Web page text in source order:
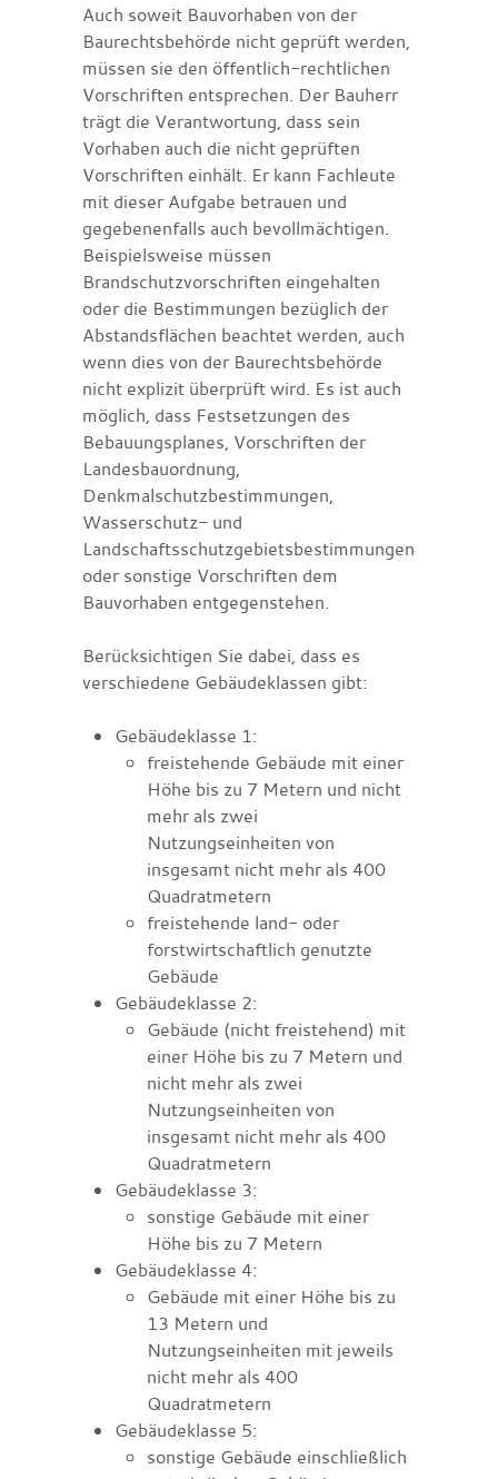
Auch soweit Bauvorhaben von der
Baurechtsbehörde nicht geprüft werden,
müssen sie den öffentlich-rechtlichen
Vorschriften entsprechen. Der Bauherr
trägt die Verantwortung, dass sein
Vorhaben auch die nicht geprüften
Vorschriften einhält. Er kann Fachleute
mit dieser Aufgabe betrauen und
gegebenenfalls auch bevollmächtigen.
Beispielsweise müssen
Brandschutzvorschriften eingehalten
oder die Bestimmungen bezüglich der
Abstandsflächen beachtet werden, auch
wenn dies von der Baurechtsbehörde
nicht explizit überprüft wird. Es ist auch
möglich, dass Festsetzungen des
Bebauungsplanes, Vorschriften der
Landesbauordnung,
Denkmalschutzbestimmungen,
Wasserschutz- und
Landschaftsschutzgebietsbestimmungen
oder sonstige Vorschriften dem
Bauvorhaben entgegenstehen.
Berücksichtigen Sie dabei, dass es
verschiedene Gebäudeklassen gibt:
Gebäudeklasse 1:
freistehende Gebäude mit einer
Höhe bis zu 7 Metern und nicht
mehr als zwei
Nutzungseinheiten von
insgesamt nicht mehr als 400
Quadratmetern
freistehende land- oder
forstwirtschaftlich genutzte
Gebäude
Gebäudeklasse 2:
Gebäude (nicht freistehend) mit
einer Höhe bis zu 7 Metern und
nicht mehr als zwei
Nutzungseinheiten von
insgesamt nicht mehr als 400
Quadratmetern
Gebäudeklasse 3:
sonstige Gebäude mit einer
Höhe bis zu 7 Metern
Gebäudeklasse 4:
Gebäude mit einer Höhe bis zu
13 Metern und
Nutzungseinheiten mit jeweils
nicht mehr als 400
Quadratmetern
Gebäudeklasse 5:
sonstige Gebäude einschließlich